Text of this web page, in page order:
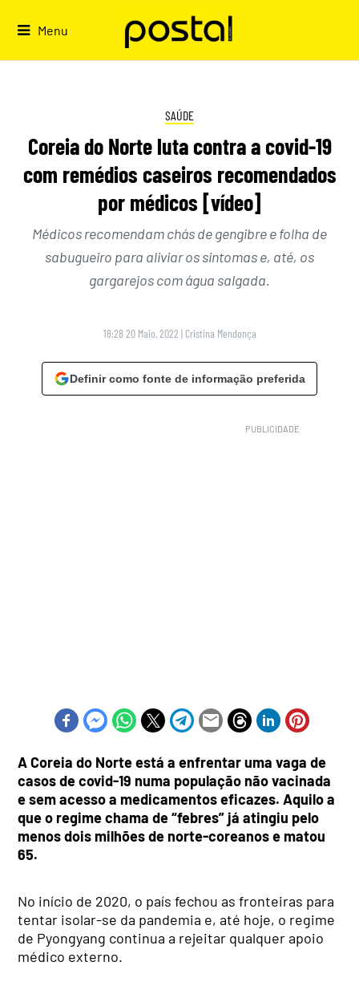
Menu
SAÚDE
Coreia do Norte luta contra a covid-19
com remédios caseiros recomendados
por médicos [vídeo]
Médicos recomendam chás de gengibre e folha de
sabugueiro para aliviar os sintomas e, até, os
gargarejos com água salgada.
18:28 20 Maio, 2022 | Cristina Mendonça
Definir como fonte de informação preferida
A Coreia do Norte está a enfrentar uma vaga de
casos de covid-19 numa população não vacinada
e sem acesso a medicamentos eficazes. Aquilo a
que o regime chama de “febres” já atingiu pelo
menos dois milhões de norte-coreanos e matou
65.
No início de 2020, o país fechou as fronteiras para
tentar isolar-se da pandemia e, até hoje, o regime
de Pyongyang continua a rejeitar qualquer apoio
médico externo.